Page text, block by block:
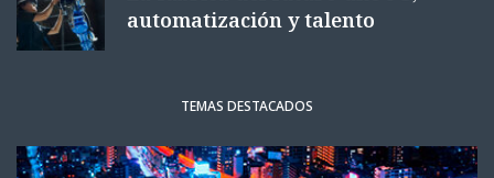
automatización y talento
TEMAS DESTACADOS